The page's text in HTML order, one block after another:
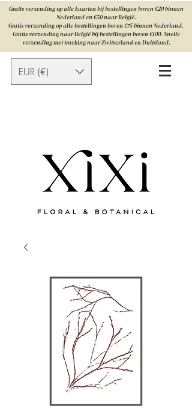
Gratis verzending op alle kaarten bij bestellingen boven €20 binnen
Nederland en €50 naar België.
Gratis verzending op alle bestellingen boven €75 binnen Nederland.
Gratis verzending naar België bij bestellingen boven €100. Snelle
verzending met tracking naar Zwitserland en Duitsland.
EUR (€)